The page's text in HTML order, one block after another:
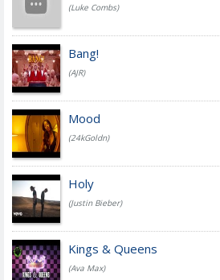
(Luke Combs)
Bang!
(AJR)
Mood
(24kGoldn)
Holy
(Justin Bieber)
Kings & Queens
(Ava Max)